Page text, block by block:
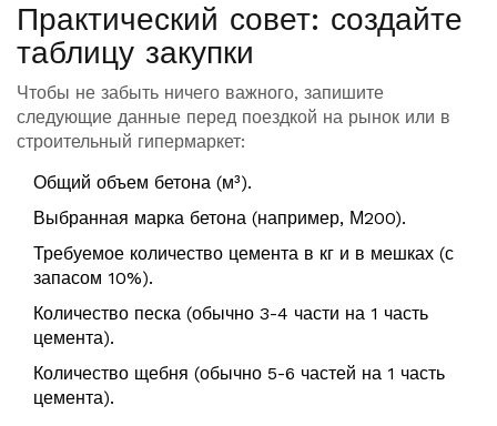
Практический совет: создайте
таблицу закупки
Чтобы не забыть ничего важного, запишите
следующие данные перед поездкой на рынок или в
строительный гипермаркет:
Общий объем бетона (м³).
Выбранная марка бетона (например, М200).
Требуемое количество цемента в кг и в мешках (с
запасом 10%).
Количество песка (обычно 3-4 части на 1 часть
цемента).
Количество щебня (обычно 5-6 частей на 1 часть
цемента).